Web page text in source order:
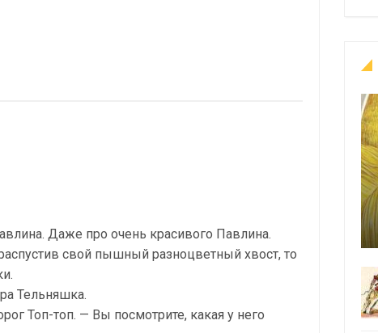
Даже про очень красивого Павлина.
свой пышный разноцветный хвост, то
Тель­няшка.
Топ-топ. — Вы посмотрите, какая у него